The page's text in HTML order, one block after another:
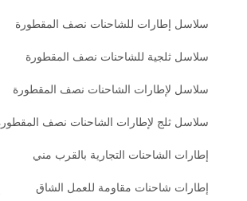
سلاسل إطارات للشاحنات نصف المقطورة
سلاسل ثلجية للشاحنات نصف المقطورة
سلاسل لإطارات الشاحنات نصف المقطورة
سلاسل ثلج لإطارات الشاحنات نصف
إطارات الشاحنات التجارية بالقرب مني
إطارات شاحنات مقاومة للعمل الشاق